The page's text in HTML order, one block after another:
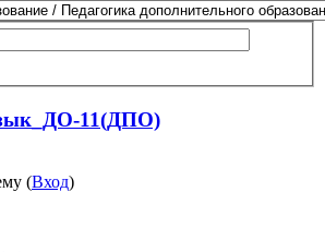
11(ДПО)
(Вход)